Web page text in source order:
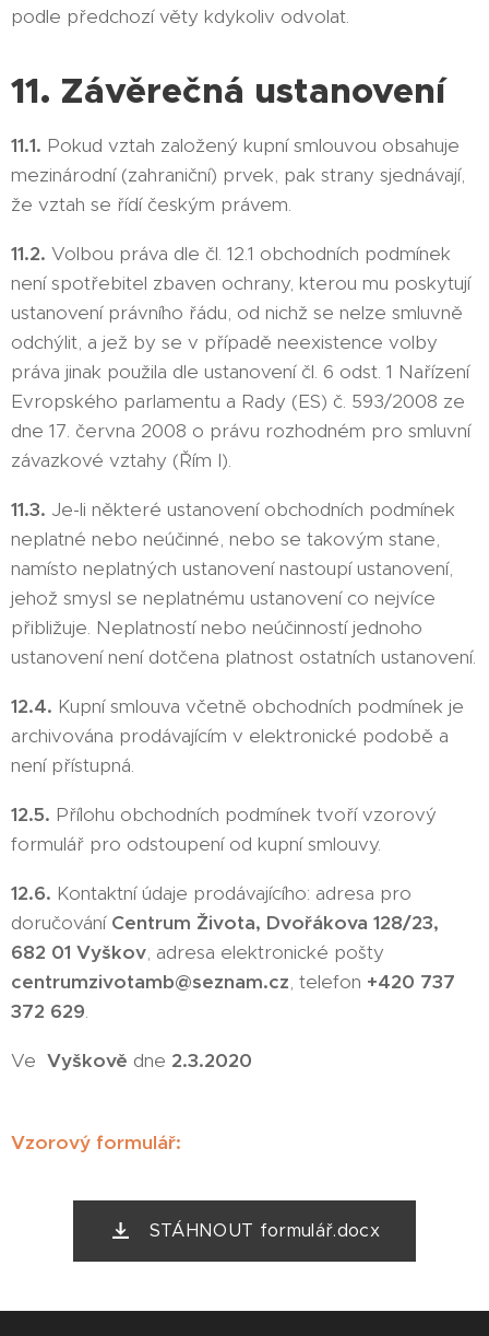
podle předchozí věty kdykoliv odvolat.
11. Závěrečná ustanovení
11.1. Pokud vztah založený kupní smlouvou obsahuje
mezinárodní (zahraniční) prvek, pak strany sjednávají,
že vztah se řídí českým právem.
11.2. Volbou práva dle čl. 12.1 obchodních podmínek
není spotřebitel zbaven ochrany, kterou mu poskytují
ustanovení právního řádu, od nichž se nelze smluvně
odchýlit, a jež by se v případě neexistence volby
práva jinak použila dle ustanovení čl. 6 odst. 1 Nařízení
Evropského parlamentu a Rady (ES) č. 593/2008 ze
dne 17. června 2008 o právu rozhodném pro smluvní
závazkové vztahy (Řím I).
11.3. Je-li některé ustanovení obchodních podmínek
neplatné nebo neúčinné, nebo se takovým stane,
namísto neplatných ustanovení nastoupí ustanovení,
jehož smysl se neplatnému ustanovení co nejvíce
přibližuje. Neplatností nebo neúčinností jednoho
ustanovení není dotčena platnost ostatních ustanovení.
12.4. Kupní smlouva včetně obchodních podmínek je
archivována prodávajícím v elektronické podobě a
není přístupná.
12.5. Přílohu obchodních podmínek tvoří vzorový
formulář pro odstoupení od kupní smlouvy.
12.6. Kontaktní údaje prodávajícího: adresa pro
doručování Centrum Života, Dvořákova 128/23,
682 01 Vyškov, adresa elektronické pošty
centrumzivotamb@seznam.cz, telefon +420 737
372 629.
Ve Vyškově dne 2.3.2020
Vzorový formulář:
STÁHNOUT formulář.docx